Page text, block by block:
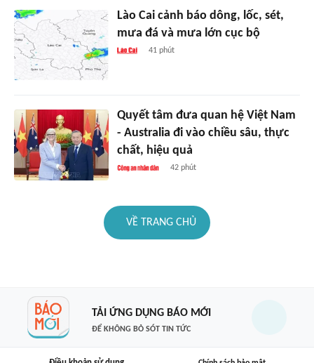
Lào Cai cảnh báo dông, lốc, sét,
mưa đá và mưa lớn cục bộ
41 phút
Quyết tâm đưa quan hệ Việt Nam
- Australia đi vào chiều sâu, thực
chất, hiệu quả
42 phút
VỀ TRANG CHỦ
TẢI ỨNG DỤNG BÁO MỚI
ĐỂ KHÔNG BỎ SÓT TIN TỨC